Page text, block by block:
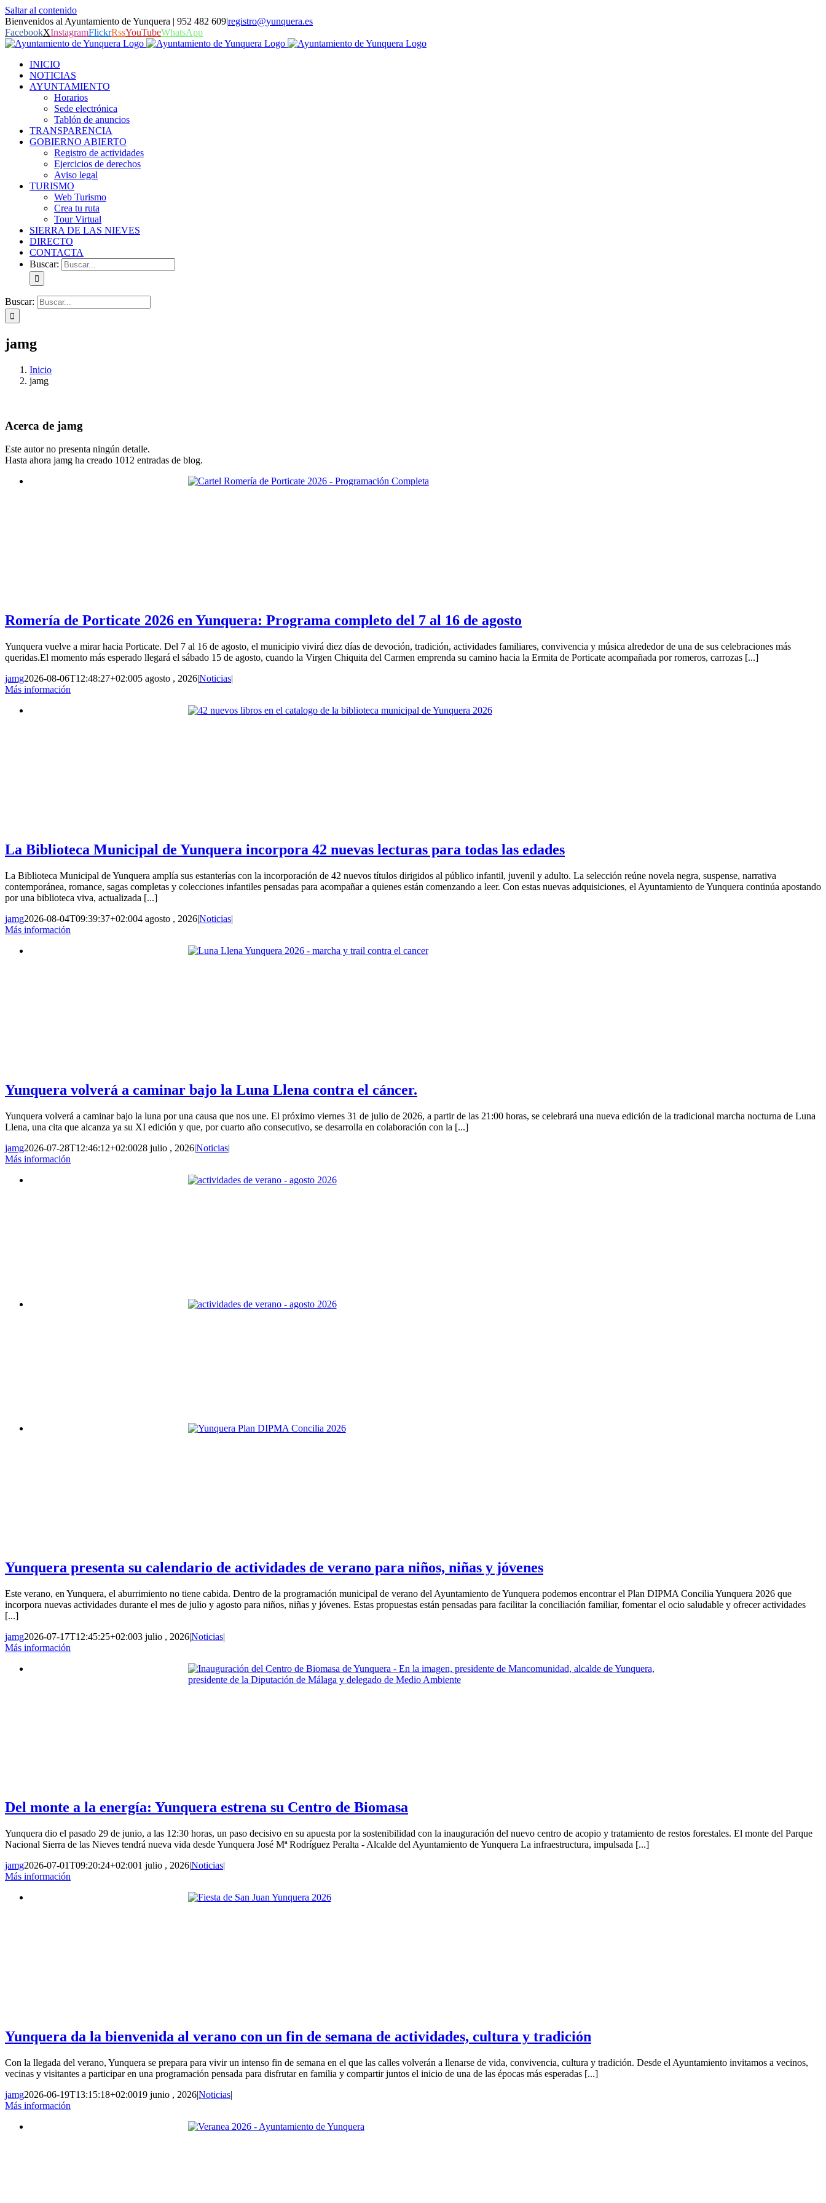
Saltar al contenido
Bienvenidos al Ayuntamiento de Yunquera | 952 482 609|registro@yunquera.es
FacebookXInstagramFlickrRssYouTubeWhatsApp
INICIO
NOTICIAS
AYUNTAMIENTO
Horarios
Sede electrónica
Tablón de anuncios
TRANSPARENCIA
GOBIERNO ABIERTO
Registro de actividades
Ejercicios de derechos
Aviso legal
TURISMO
Web Turismo
Crea tu ruta
Tour Virtual
SIERRA DE LAS NIEVES
DIRECTO
CONTACTA
Buscar:
Buscar:
jamg
Inicio
jamg
Acerca de jamg
Este autor no presenta ningún detalle.
Hasta ahora jamg ha creado 1012 entradas de blog.
Romería de Porticate 2026 en Yunquera: Programa completo del 7 al 16 de agosto
Yunquera vuelve a mirar hacia Porticate. Del 7 al 16 de agosto, el municipio vivirá diez días de devoción, tradición, actividades familiares, convivencia y música alrededor de una de sus celebraciones más
queridas.El momento más esperado llegará el sábado 15 de agosto, cuando la Virgen Chiquita del Carmen emprenda su camino hacia la Ermita de Porticate acompañada por romeros, carrozas [...]
jamg2026-08-06T12:48:27+02:005 agosto , 2026|Noticias|
Más información
La Biblioteca Municipal de Yunquera incorpora 42 nuevas lecturas para todas las edades
La Biblioteca Municipal de Yunquera amplía sus estanterías con la incorporación de 42 nuevos títulos dirigidos al público infantil, juvenil y adulto. La selección reúne novela negra, suspense, narrativa
contemporánea, romance, sagas completas y colecciones infantiles pensadas para acompañar a quienes están comenzando a leer. Con estas nuevas adquisiciones, el Ayuntamiento de Yunquera continúa apostando
por una biblioteca viva, actualizada [...]
jamg2026-08-04T09:39:37+02:004 agosto , 2026|Noticias|
Más información
Yunquera volverá a caminar bajo la Luna Llena contra el cáncer.
Yunquera volverá a caminar bajo la luna por una causa que nos une. El próximo viernes 31 de julio de 2026, a partir de las 21:00 horas, se celebrará una nueva edición de la tradicional marcha nocturna de Luna
Llena, una cita que alcanza ya su XI edición y que, por cuarto año consecutivo, se desarrolla en colaboración con la [...]
jamg2026-07-28T12:46:12+02:0028 julio , 2026|Noticias|
Más información
Yunquera presenta su calendario de actividades de verano para niños, niñas y jóvenes
Este verano, en Yunquera, el aburrimiento no tiene cabida. Dentro de la programación municipal de verano del Ayuntamiento de Yunquera podemos encontrar el Plan DIPMA Concilia Yunquera 2026 que
incorpora nuevas actividades durante el mes de julio y agosto para niños, niñas y jóvenes. Estas propuestas están pensadas para facilitar la conciliación familiar, fomentar el ocio saludable y ofrecer actividades
[...]
jamg2026-07-17T12:45:25+02:003 julio , 2026|Noticias|
Más información
Del monte a la energía: Yunquera estrena su Centro de Biomasa
Yunquera dio el pasado 29 de junio, a las 12:30 horas, un paso decisivo en su apuesta por la sostenibilidad con la inauguración del nuevo centro de acopio y tratamiento de restos forestales. El monte del Parque
Nacional Sierra de las Nieves tendrá nueva vida desde Yunquera José Mª Rodríguez Peralta - Alcalde del Ayuntamiento de Yunquera La infraestructura, impulsada [...]
jamg2026-07-01T09:20:24+02:001 julio , 2026|Noticias|
Más información
Yunquera da la bienvenida al verano con un fin de semana de actividades, cultura y tradición
Con la llegada del verano, Yunquera se prepara para vivir un intenso fin de semana en el que las calles volverán a llenarse de vida, convivencia, cultura y tradición. Desde el Ayuntamiento invitamos a vecinos,
vecinas y visitantes a participar en una programación pensada para disfrutar en familia y compartir juntos el inicio de una de las épocas más esperadas [...]
jamg2026-06-19T13:15:18+02:0019 junio , 2026|Noticias|
Más información